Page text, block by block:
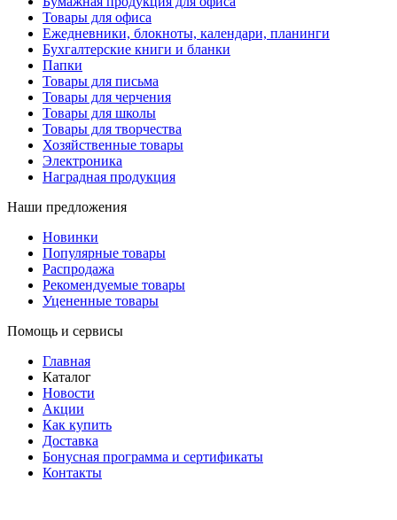
Товары для офиса
Ежедневники, блокноты, календари, планинги
Бухгалтерские книги и бланки
Папки
Товары для письма
Товары для черчения
Товары для школы
Товары для творчества
Хозяйственные товары
Электроника
Наградная продукция
Наши предложения
Новинки
Популярные товары
Распродажа
Рекомендуемые товары
Уцененные товары
Помощь и сервисы
Главная
Каталог
Новости
Акции
Как купить
Доставка
Бонусная программа и сертификаты
Контакты